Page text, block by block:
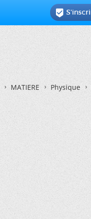

MATIERE Physique